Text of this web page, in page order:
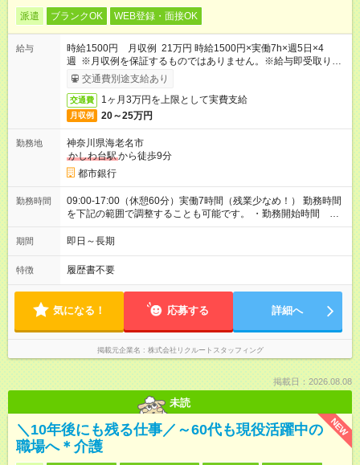
派遣 ブランクOK WEB登録・面接OK
給与
時給1500円 月収例 21万円 時給1500円×実働7h×週5日×4
週 ※月収例を保証するものではありません。※給与即受取りサ
ービス利用可（利用条件有）
交通費別途支給あり
交通費 1ヶ月3万円を上限として実費支給
月収例 20～25万円
勤務地
神奈川県海老名市
かしわ台駅から徒歩9分
都市銀行
勤務時間
09:00-17:00（休憩60分）実働7時間（残業少なめ！） 勤務時間
を下記の範囲で調整することも可能です。 ・勤務開始時間
08:45～09:00 ・勤務終了時間 16:00～17:30 ・実働 06:00～
07:45
期間 即日～長期
特徴 履歴書不要
気になる！ 応募する 詳細へ
掲載元企業名 株式会社リクルートスタッフィング
掲載日：2026.08.08
未読
NEW
＼10年後にも残る仕事／～60代も現役活躍中の
職場へ＊介護